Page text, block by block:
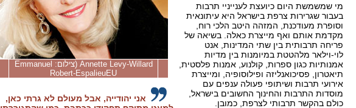
Annette Levy-Willard (צילום: Emmanuel
Robert-EspalieuEU
אני יהודייה, אבל מעולם לא גרתי כאן,
מי שמשמשת היום כיועצת לענייניי תרבות
בעבור שגרירות צרפת בישראל היא עיתונאית
וסופרת מעודכנת, המזהה היטב הלכי רוח,
מקדמת אותם ואף מייצרת כאלה. בשיאה של
פריחה תרבותית בין שתי המדינות, אנט
לוי-וילאר מלהטטת במיומנות בין מדיות
אמנותיות כגון ספרות, קולנוע, אמנות פלסטית,
תיאטרון, פסיכואנליזה ופילוסופיה, ומייצרת
אירועי תרבות ושיתופי פעולה ענפים עם
מוסדות התרבות והחינוך החשובים בישראל,
כולם בהקשר תרבותי לצרפת, כמובן.